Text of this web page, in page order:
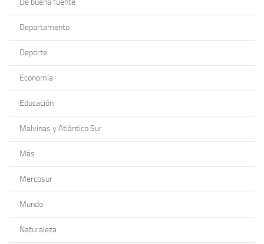
De buena fuente
Departamento
Deporte
Economía
Educación
Malvinas y Atlántico Sur
Más
Mercosur
Mundo
Naturaleza